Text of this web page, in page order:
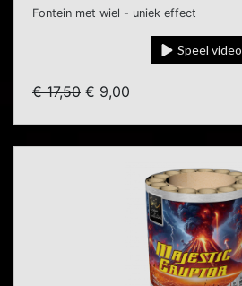
Fontein met wiel - uniek effect
Speel video
€ 17,50 € 9,00